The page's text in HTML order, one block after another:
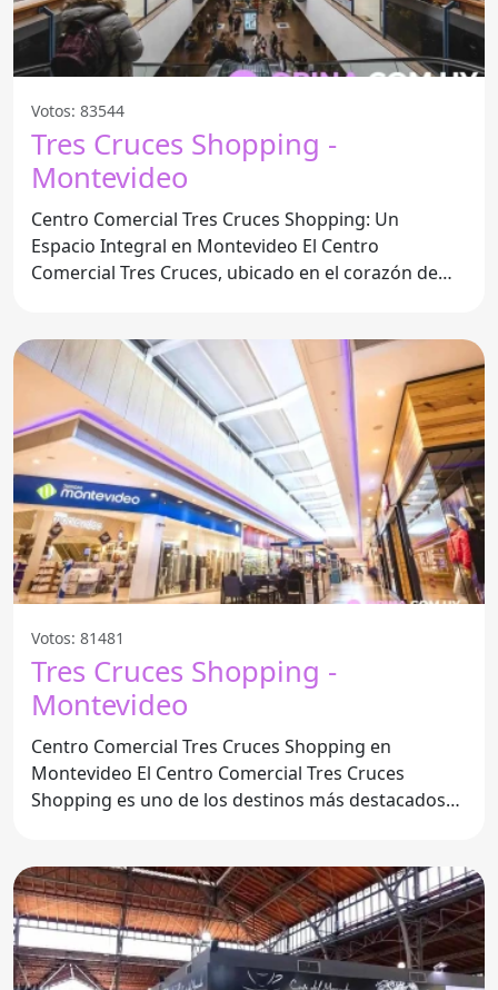
Votos: 83544
Tres Cruces Shopping -
Montevideo
Centro Comercial Tres Cruces Shopping: Un
Espacio Integral en Montevideo El Centro
Comercial Tres Cruces, ubicado en el corazón de
Votos: 81481
Tres Cruces Shopping -
Montevideo
Centro Comercial Tres Cruces Shopping en
Montevideo El Centro Comercial Tres Cruces
Shopping es uno de los destinos más destacados